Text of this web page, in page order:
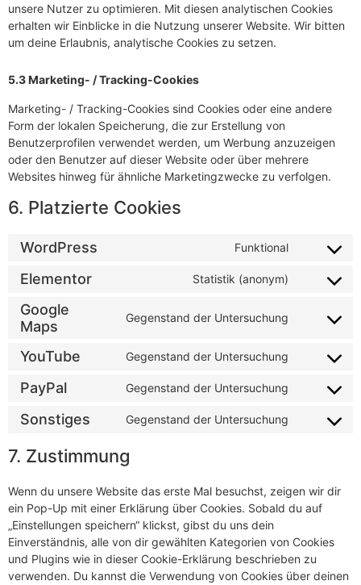
unsere Nutzer zu optimieren. Mit diesen analytischen Cookies
erhalten wir Einblicke in die Nutzung unserer Website. Wir bitten
um deine Erlaubnis, analytische Cookies zu setzen.
5.3 Marketing- / Tracking-Cookies
Marketing- / Tracking-Cookies sind Cookies oder eine andere
Form der lokalen Speicherung, die zur Erstellung von
Benutzerprofilen verwendet werden, um Werbung anzuzeigen
oder den Benutzer auf dieser Website oder über mehrere
Websites hinweg für ähnliche Marketingzwecke zu verfolgen.
6. Platzierte Cookies
WordPress Funktional
Elementor Statistik (anonym)
Google
Maps
Gegenstand der Untersuchung
YouTube Gegenstand der Untersuchung
PayPal Gegenstand der Untersuchung
Sonstiges Gegenstand der Untersuchung
7. Zustimmung
Wenn du unsere Website das erste Mal besuchst, zeigen wir dir
ein Pop-Up mit einer Erklärung über Cookies. Sobald du auf
„Einstellungen speichern“ klickst, gibst du uns dein
Einverständnis, alle von dir gewählten Kategorien von Cookies
und Plugins wie in dieser Cookie-Erklärung beschrieben zu
verwenden. Du kannst die Verwendung von Cookies über deinen